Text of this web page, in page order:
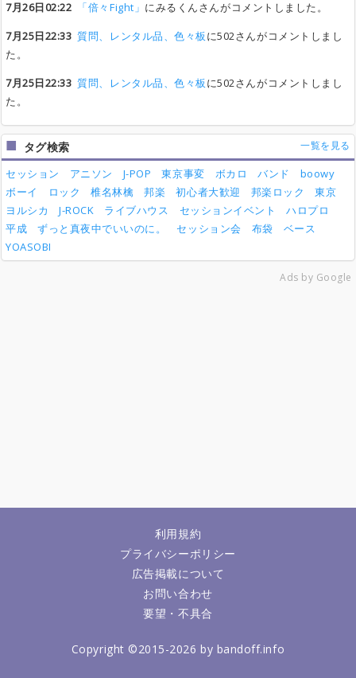
7月26日02:22
「倍々Fight」 にみるくんさんがコメントしました。
7月25日22:33 質問、レンタル品、色々板に502さんがコメントしまし
た。
7月25日22:33 質問、レンタル品、色々板に502さんがコメントしまし
た。
タグ検索 一覧を見る
セッション アニソン J-POP 東京事変 ボカロ バンド
boowy
ボーイ
ロック 椎名林檎 邦楽 初心者大歓迎 邦楽ロック
東京
ヨルシカ
J-ROCK ライブハウス セッションイベント
ハロプロ
平成
ずっと真夜中でいいのに。 セッション会 布袋
ベース
YOASOBI
Ads by Google
利用規約
プライバシーポリシー
広告掲載について
お問い合わせ
要望・不具合
Copyright ©2015-2026 by bandoff.info